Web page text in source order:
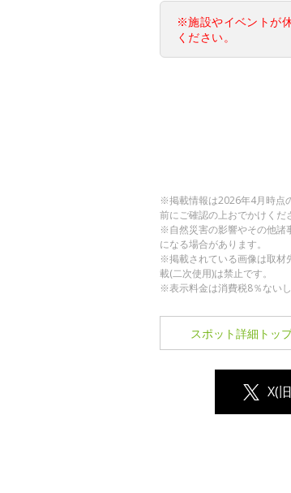
※施設やイベントが
ください。
※掲載情報は2026年4月時点
前にご確認の上おでかけくだ
※自然災害の影響やその他諸
になる場合があります。
※掲載されている画像は取材
載(二次使用)は禁止です。
※表示料金は消費税8％ない
スポット詳細 トッ
X(